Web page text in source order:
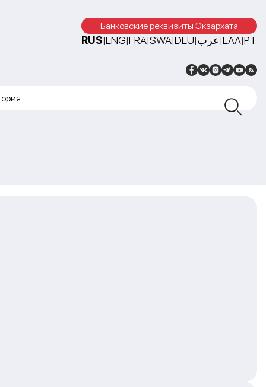
Банковские реквизиты Экзархата
RUS|ENG|FRA|SWA|DEU|عرب|ΕΛΛ|PT